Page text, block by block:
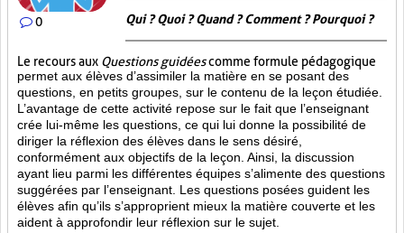
0 Qui ? Quoi ? Quand ? Comment ? Pourquoi ?
Le recours aux Questions guidéescomme formule pédagogique
permet aux élèves d’assimiler la matière en se posant des
questions, en petits groupes, sur le contenu de la leçon étudiée.
L’avantage de cette activité repose sur le fait que l’enseignant
crée lui-même les questions, ce qui lui donne la possibilité de
diriger la réflexion des élèves dans le sens désiré,
conformément aux objectifs de la leçon. Ainsi, la discussion
ayant lieu parmi les différentes équipes s’alimente des questions
suggérées par l’enseignant. Les questions posées guident les
élèves afin qu’ils s’approprient mieux la matière couverte et les
aident à approfondir leur réflexion sur le sujet.